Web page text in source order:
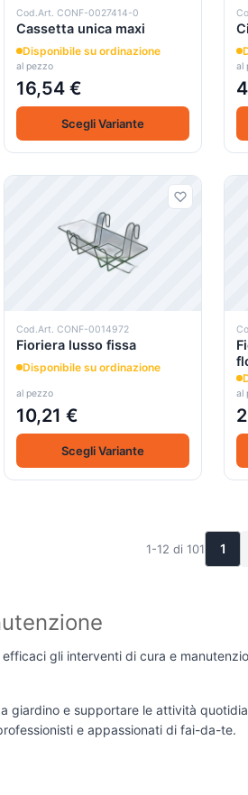
Cod.Art. CONF-0027414-0
Cassetta unica maxi
Disponibile su ordinazione
al pezzo
16,54 €
Scegli Variante
al
Cod.Art. CONF-0014972
Fioriera lusso fissa
Disponibile su ordinazione
al pezzo
10,21 €
Scegli Variante
al
1-12 di 101 1
gli interventi di cura e
giardino e supportare le attività
e appassionati di fai-da-te.